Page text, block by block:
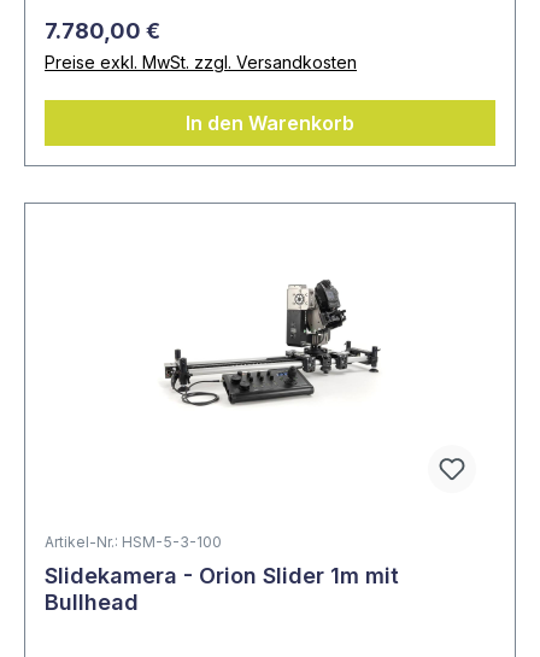
7.780,00 €
Preise exkl. MwSt. zzgl. Versandkosten
In den Warenkorb
Artikel-Nr.: HSM-5-3-100
Slidekamera - Orion Slider 1m mit
Bullhead